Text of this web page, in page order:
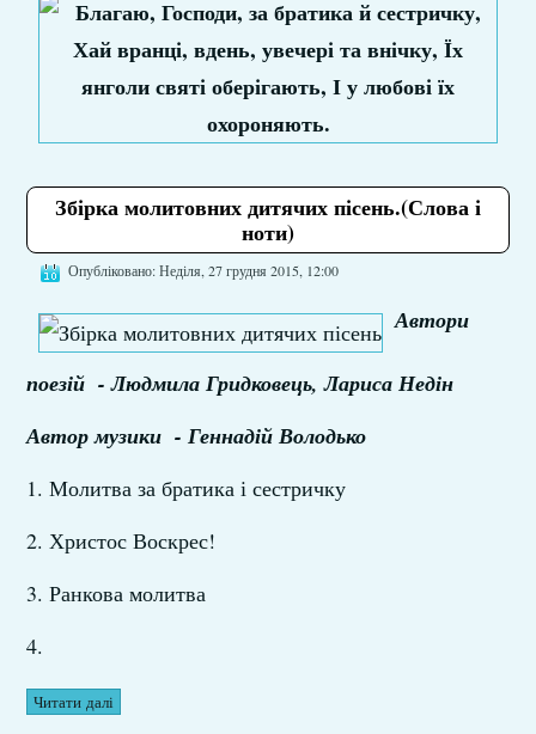
Збірка молитовних дитячих пісень.(Слова і
ноти)
Опубліковано: Неділя, 27 грудня 2015, 12:00
Автори
поезій - Людмила Гридковець, Лариса Недін
Автор музики - Геннадій Володько
1. Молитва за братика і сестричку
2. Христос Воскрес!
3. Ранкова молитва
4.
Читати далі